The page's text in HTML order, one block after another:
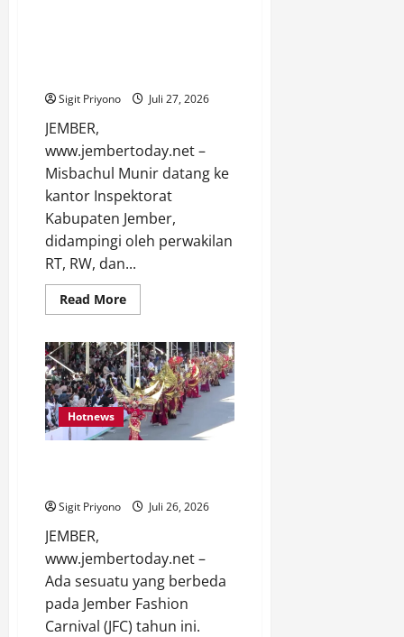
Sigit Priyono Juli 27, 2026
JEMBER,
www.jembertoday.net –
Misbachul Munir datang ke
kantor Inspektorat
Kabupaten Jember,
didampingi oleh perwakilan
RT, RW, dan...
Read MoreRead
more
Maladministrasi
Keuangan
Desa
Rowoindah,
Pelapor
Datangi
Inspektorat
Jember
Hotnews
Sigit Priyono Juli 26, 2026
JEMBER,
www.jembertoday.net –
Ada sesuatu yang berbeda
pada Jember Fashion
Carnival (JFC) tahun ini.